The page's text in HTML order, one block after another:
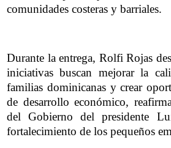
comunidades costeras y barriales.
Durante la entrega, Rolfi Rojas
iniciativas buscan mejorar la
familias dominicanas y crear
de desarrollo económico,
del Gobierno del presidente
fortalecimiento de los pequeños